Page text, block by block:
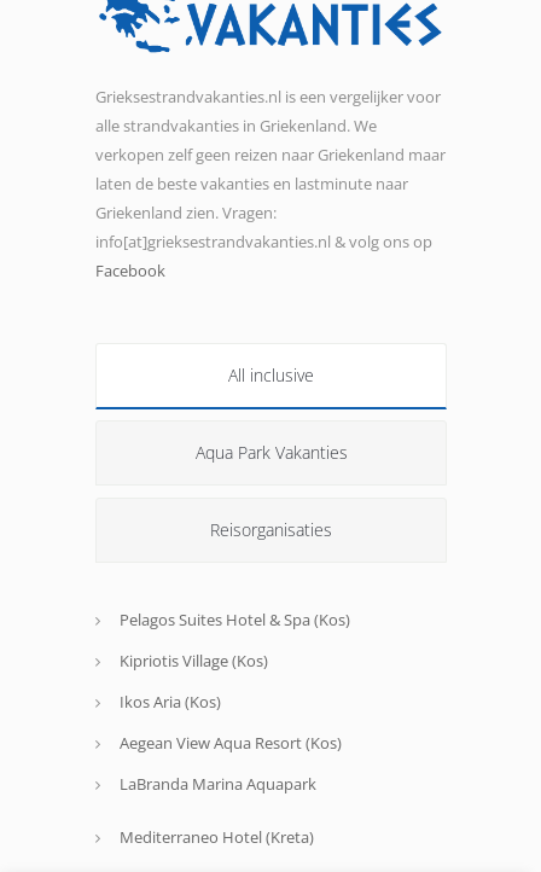
Grieksestrandvakanties.nl is een vergelijker voor
alle strandvakanties in Griekenland. We
verkopen zelf geen reizen naar Griekenland maar
laten de beste vakanties en lastminute naar
Griekenland zien. Vragen:
info[at]grieksestrandvakanties.nl & volg ons op
Facebook
All inclusive
Aqua Park Vakanties
Reisorganisaties
Pelagos Suites Hotel & Spa (Kos)
Kipriotis Village (Kos)
Ikos Aria (Kos)
Aegean View Aqua Resort (Kos)
LaBranda Marina Aquapark
Mediterraneo Hotel (Kreta)